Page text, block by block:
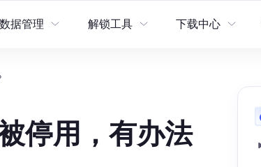
数据管理
苹果数据管理工具
解锁工具
牛学长iCloud解锁工具
下载中心
停用，有办法